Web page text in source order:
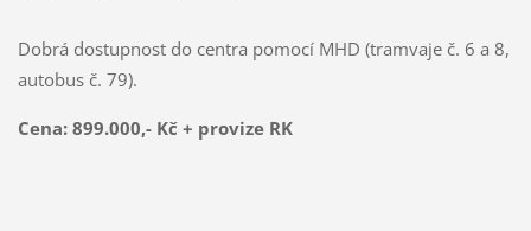
Dobrá dostupnost do centra pomocí MHD (tramvaje č. 6 a 8,
autobus č. 79).
Cena: 899.000,- Kč+ provize RK